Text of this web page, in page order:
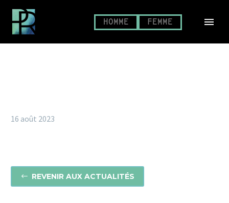
HOMME FEMME
16 août 2023
# REVENIR AUX ACTUALITÉS